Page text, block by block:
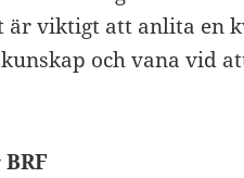
är viktigt att anlita en
och vana vid